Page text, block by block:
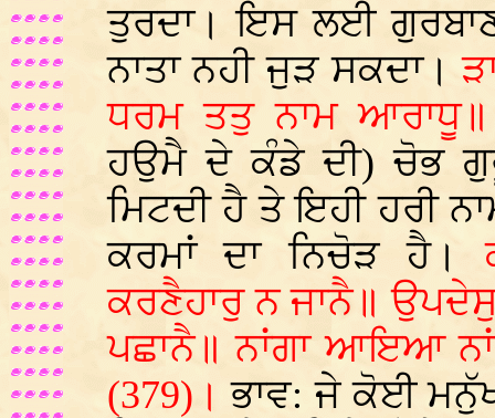
ਤੁਰਦਾ। ਇਸ ਲਈ
ਨਾਤਾ ਨਹੀ ਜੁੜ ਸਕਦਾ।
ਧਰਮ ਤਤੁ ਨਾਮ
ਹਉਮੈ ਦੇ ਕੰਡੇ ਦੀ) ਚੋਭ
ਮਿਟਦੀ ਹੈ ਤੇ ਇਹੀ ਹਰੀ
ਕਰਮਾਂ ਦਾ ਨਿਚੋੜ ਹੈ।
ਕਰਣੈਹਾਰੁ ਨ ਜਾਨੈ॥
ਪਛਾਨੈ॥ ਨਾਂਗਾ ਆਇਆ
(379)।ਭਾਵ: ਜੇ ਕੋਈ